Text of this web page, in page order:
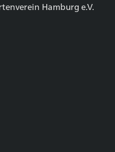
Hamburg e.V.